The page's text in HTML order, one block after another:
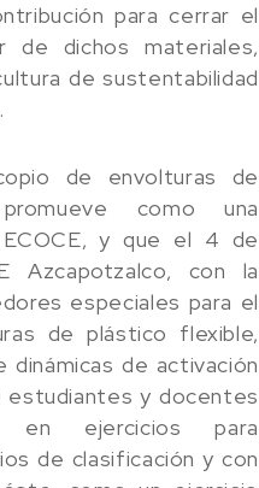
para cerrar el
de dichos materiales,
de sustentabilidad
de envolturas de
como una
y que el 4 de
Azcapotzalco, con la
especiales para el
de plástico flexible,
de activación
estudiantes y docentes
en ejercicios para
de clasificación y con